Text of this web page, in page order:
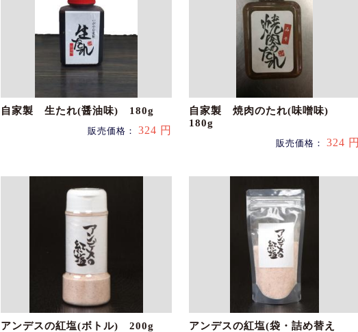
自家製 生たれ(醤油味) 180g
販売価格： 324 円
自家製 焼肉のたれ(味噌味)
180g
販売価格： 324 円
アンデスの紅塩(ボトル) 200g
アンデスの紅塩(袋・詰め替え